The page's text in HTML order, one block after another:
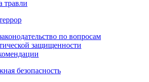
травли
по вопросам
защищенности
безопасность